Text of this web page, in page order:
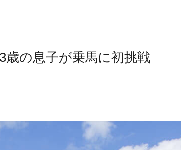
の息子が乗馬に初挑戦